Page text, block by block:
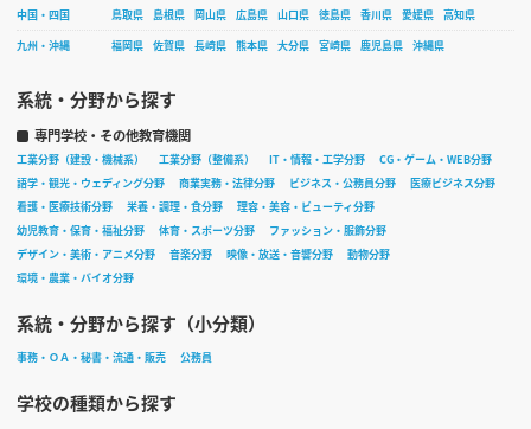
中国・四国
鳥取県 島根県 岡山県 広島県 山口県 徳島県 香川県 愛媛県
高知県
九州・沖縄
福岡県 佐賀県 長崎県 熊本県 大分県 宮崎県 鹿児島県 沖縄県
系統・分野から探す
専門学校・その他教育機関
工業分野（建設・機械系） 工業分野（整備系） IT・情報・工学分野
CG・ゲーム・WEB分野
語学・観光・ウェディング分野
商業実務・法律分野 ビジネス・公務員分野
医療ビジネス分野
看護・医療技術分野
栄養・調理・食分野
理容・美容・ビューティ分野
幼児教育・保育・福祉分野
体育・スポーツ分野
ファッション・服飾分野
デザイン・美術・アニメ分野
音楽分野 映像・放送・音響分野
動物分野
環境・農業・バイオ分野
系統・分野から探す（小分類）
事務・ＯＡ・秘書・流通・販売 公務員
学校の種類から探す